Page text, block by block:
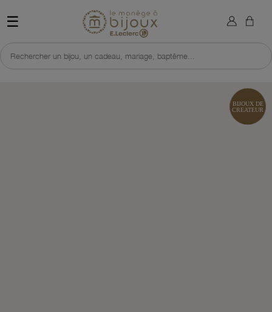
☰ Retour à l'accueil du site
Rechercher un bijou, un cadeau, mariage, baptême...
×